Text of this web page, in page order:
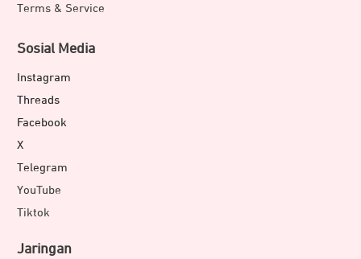
Terms & Service
Sosial Media
Instagram
Threads
Facebook
X
Telegram
YouTube
Tiktok
Jaringan